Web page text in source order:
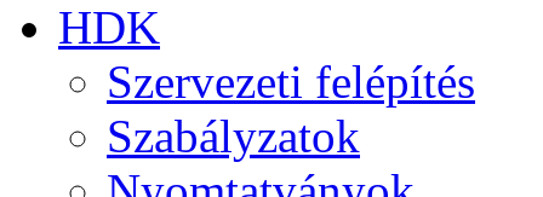
HDK
Szervezeti felépítés
Szabályzatok